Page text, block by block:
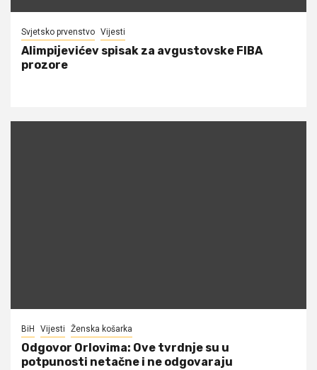
Svjetsko prvenstvo Vijesti
Alimpijevićev spisak za avgustovske FIBA
prozore
BiH Vijesti Ženska košarka
Odgovor Orlovima: ​Ove tvrdnje su u
potpunosti netačne i ne odgovaraju